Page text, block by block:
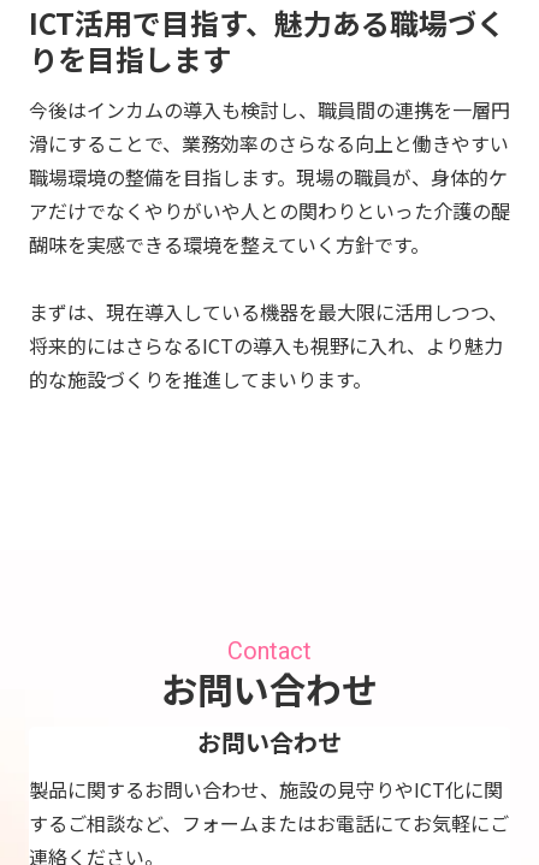
ICT活用で目指す、 魅力ある職場づく
りを目指します
今後はインカムの導入も検討し、職員間の連携を一層円
滑にすることで、業務効率のさらなる向上と働きやすい
職場環境の整備を目指します。現場の職員が、身体的ケ
アだけでなくやりがいや人との関わりといった介護の醍
醐味を実感できる環境を整えていく方針です。
まずは、現在導入している機器を最大限に活用しつつ、
将来的にはさらなるICTの導入も視野に入れ、より魅力
的な施設づくりを推進してまいります。
Contact
お問い合わせ
お問い合わせ
製品に関するお問い合わせ、施設の見守りやICT化に関
するご相談など、フォームまたはお電話にてお気軽にご
連絡ください。